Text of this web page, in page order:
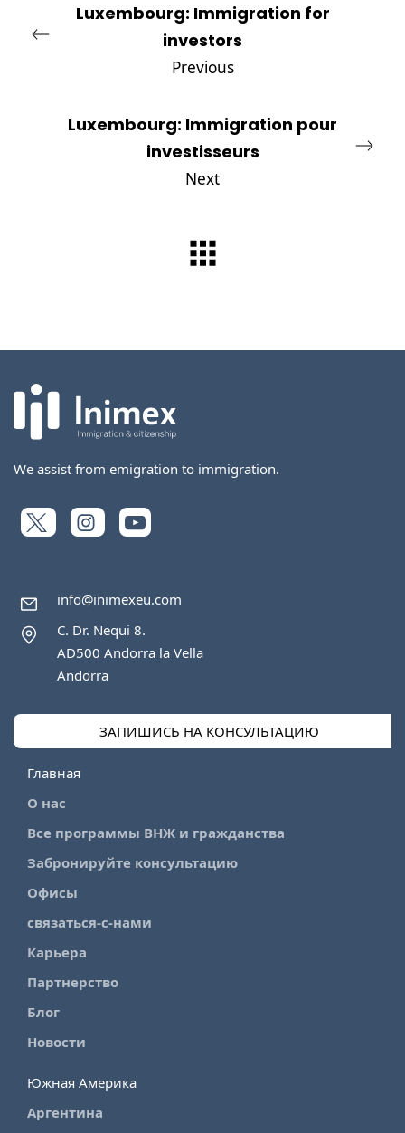
Luxembourg: Immigration for
investors
Previous
Luxembourg: Immigration pour
investisseurs
Next
We assist from emigration to immigration.
info@inimexeu.com
C. Dr. Nequi 8.
AD500 Andorra la Vella
Andorra
ЗАПИШИСЬ НА КОНСУЛЬТАЦИЮ
Главная
О нас
Все программы ВНЖ и гражданства
Забронируйте консультацию
Офисы
связаться-с-нами
Карьера
Партнерство
Блог
Новости
Южная Америка
Аргентина